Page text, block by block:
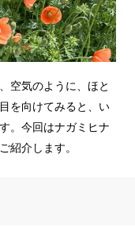
空気のように、ほと
を向けてみると、い
。今回はナガミヒナ
紹介します。